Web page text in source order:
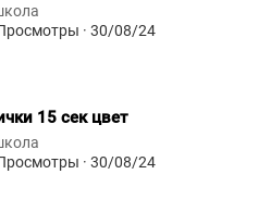
· 30/08/24
15 сек цвет
· 30/08/24